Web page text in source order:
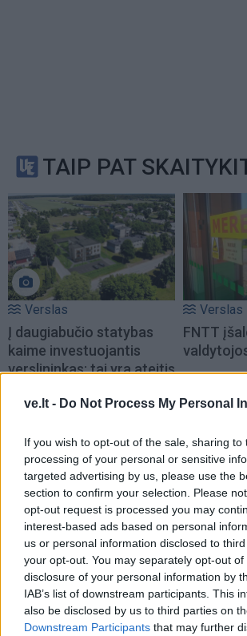
ve.lt - Do Not Process My Personal
If you wish to opt-out of the sale, sharing to
processing of your personal or sensitive
targeted advertising by us, please use the
section to confirm your selection. Please
opt-out request is processed you may
interest-based ads based on personal
us or personal information disclosed to
your opt-out. You may separately opt-out
disclosure of your personal information by
IAB’s list of downstream participants. This
also be disclosed by us to third parties on
Downstream Participants that may further
TAIP PAT
Verslas
Į daugiabučio statybas
kaime investuojantis
verslininkas: tai yra ateitis
Verslas
FNTT
Auto
Primena, ką būtina žinoti
važiuojant
remontuojamais kelių
ruožais
Auto
Kinijos
į Lietuvos
tampa